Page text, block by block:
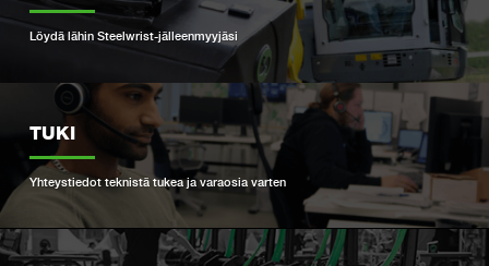
Löydä lähin Steelwrist-jälleenmyyjäsi
TUKI
Yhteystiedot teknistä tukea ja varaosia varten